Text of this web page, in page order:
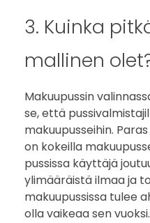
3. Kuinka
mallinen
Makuupussin
se, että
makuupusseihin.
on kokeilla
pussissa käyttäjä
ylimääräistä ilmaa ja
makuupussissa tulee
olla vaikeaa sen vuoksi.